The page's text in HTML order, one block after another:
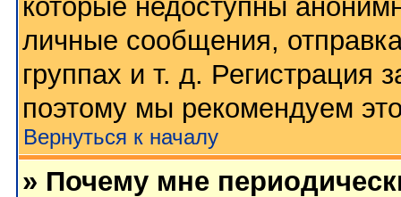
которые недоступны
личные сообщения,
группах и т. д. Регистрация
поэтому мы рекомендуем
Вернуться к началу
» Почему мне